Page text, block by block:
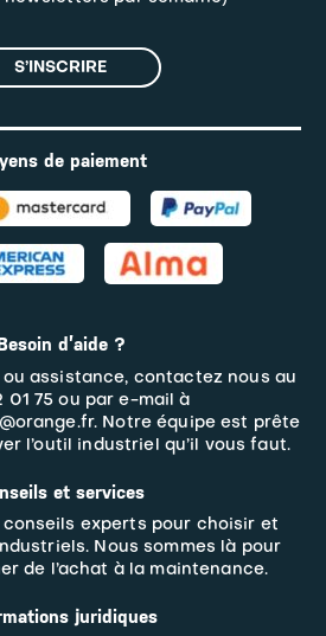
S’INSCRIRE
de paiement
d’aide ?
assistance, contactez nous au
01 75 ou par e-mail à
Notre équipe est prête
l’outil industriel qu’il vous faut.
et services
conseils experts pour choisir et
Nous sommes là pour
de l’achat à la maintenance.
juridiques